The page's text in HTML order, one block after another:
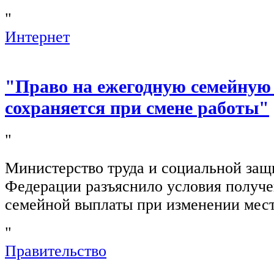
"
Интернет
"Право на ежегодную
сохраняется при смене работы"
"
Министерство труда и социальной
Федерации разъяснило условия
семейной выплаты при изменении
"
Правительство